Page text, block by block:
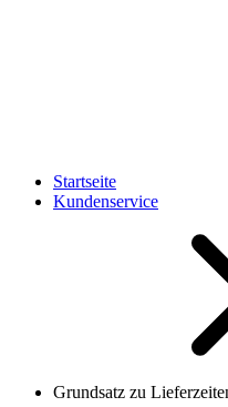
Startseite
Kundenservice
Grundsatz zu